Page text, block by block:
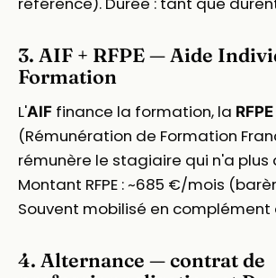
3. AIF + RFPE — Aide
Formation
L'AIF finance la formation, la RFPE
(Rémunération de Formation
rémunère le stagiaire qui n'a plus
Montant RFPE : ~685 €/mois
Souvent mobilisé en complément
4. Alternance — contrat de